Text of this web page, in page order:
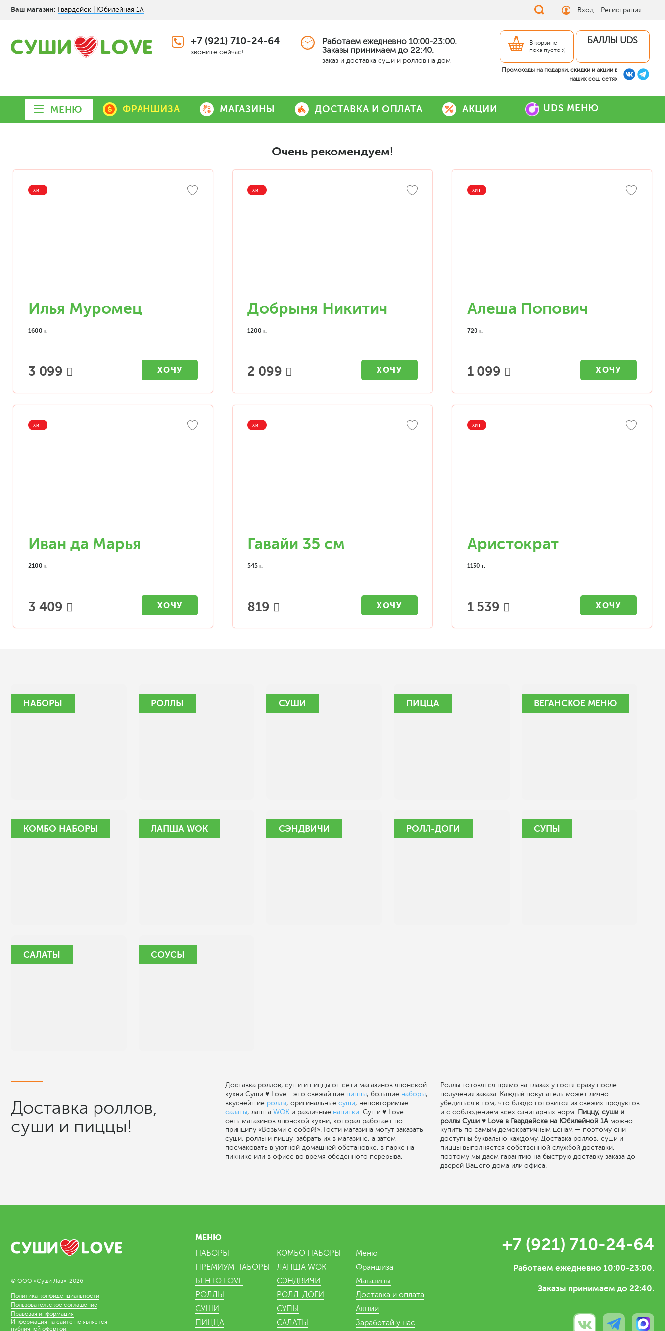
Ваш магазин: Гвардейск | Юбилейная 1А Вход Регистрация
+7 (921) 710-24-64
звоните сейчас!
Работаем ежедневно 10:00-23:00.
Заказы принимаем до 22:40.
заказ и доставка суши и роллов на дом
В корзине
пока пусто :(
БАЛЛЫ UDS
Промокоды на подарки, скидки и акции в
наших соц. сетях
МЕНЮ ФРАНШИЗА МАГАЗИНЫ ДОСТАВКА И ОПЛАТА АКЦИИ UDS МЕНЮ
Очень рекомендуем!
ХИТ
Илья Муромец
1600 г.
3 099 ХОЧУ
ХИТ
Добрыня Никитич
1200 г.
2 099 ХОЧУ
ХИТ
Алеша Попович
720 г.
1 099 ХОЧУ
ХИТ
Иван да Марья
2100 г.
3 409 ХОЧУ
ХИТ
Гавайи 35 см
545 г.
819 ХОЧУ
ХИТ
Аристократ
1130 г.
1 539 ХОЧУ
НАБОРЫ РОЛЛЫ СУШИ ПИЦЦА ВЕГАНСКОЕ МЕНЮ
КОМБО НАБОРЫ ЛАПША WOK СЭНДВИЧИ РОЛЛ-ДОГИ СУПЫ
САЛАТЫ СОУСЫ
Доставка роллов,
суши и пиццы!
Доставка роллов, суши и пиццы от сети магазинов японской
кухни Суши ♥ Love - это свежайшие пиццы, большие наборы,
вкуснейшие роллы, оригинальные суши, неповторимые
салаты, лапша WOK и различные напитки . Суши ♥ Love —
сеть магазинов японской кухни, которая работает по
принципу «Возьми с собой!». Гости магазина могут заказать
суши, роллы и пиццу, забрать их в магазине, а затем
посмаковать в уютной домашней обстановке, в парке на
пикнике или в офисе во время обеденного перерыва.
Роллы готовятся прямо на глазах у гостя сразу после
получения заказа. Каждый покупатель может лично
убедиться в том, что блюдо готовится из свежих продуктов
и с соблюдением всех санитарных норм.
Пиццу, суши и
роллы Суши ♥ Love в Гвардейске на Юбилейной 1А можно
купить по самым демократичным ценам — поэтому они
доступны буквально каждому. Доставка роллов, суши и
пиццы выполняется собственной службой доставки,
поэтому мы даем гарантию на быструю доставку заказа до
дверей Вашего дома или офиса.
© ООО «Суши Лав», 2026
Политика конфиденциальности
Пользовательское соглашение
Правовая информация
Информация на сайте не является
публичной офертой.
МЕНЮ
НАБОРЫ
ПРЕМИУМ НАБОРЫ
БЕНТО LOVE
РОЛЛЫ
СУШИ
ПИЦЦА
КОМБО НАБОРЫ
ЛАПША WOK
СЭНДВИЧИ
РОЛЛ-ДОГИ
СУПЫ
САЛАТЫ
Меню
Франшиза
Магазины
Доставка и оплата
Акции
Заработай у нас
+7 (921) 710-24-64
Работаем ежедневно 10:00-23:00.
Заказы принимаем до 22:40.